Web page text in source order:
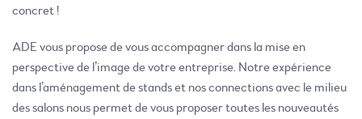
concret !
ADE vous propose de vous accompagner dans la mise en
perspective de l’image de votre entreprise. Notre expérience
dans l’aménagement de stands et nos connections avec le milieu
des salons nous permet de vous proposer toutes les nouveautés